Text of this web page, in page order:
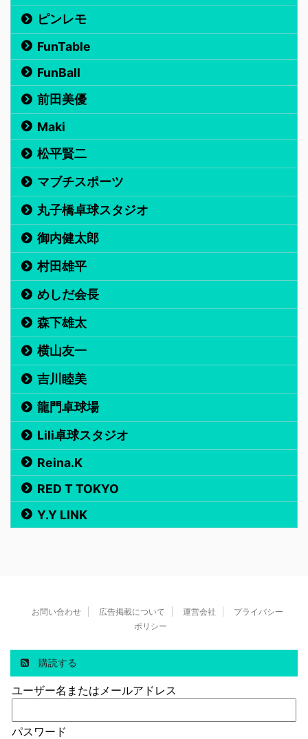
ピンレモ
FunTable
FunBall
前田美優
Maki
松平賢二
マブチスポーツ
丸子橋卓球スタジオ
御内健太郎
村田雄平
めしだ会長
森下雄太
横山友一
吉川睦美
龍門卓球場
Lili卓球スタジオ
Reina.K
RED T TOKYO
Y.Y LINK
お問い合わせ 広告掲載について 運営会社
プライバシー
ポリシー
購読する
ユーザー名またはメールアドレス
パスワード